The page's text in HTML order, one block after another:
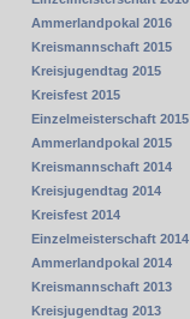
Ammerlandpokal 2016
Kreismannschaft 2015
Kreisjugendtag 2015
Kreisfest 2015
Einzelmeisterschaft 2015
Ammerlandpokal 2015
Kreismannschaft 2014
Kreisjugendtag 2014
Kreisfest 2014
Einzelmeisterschaft 2014
Ammerlandpokal 2014
Kreismannschaft 2013
Kreisjugendtag 2013